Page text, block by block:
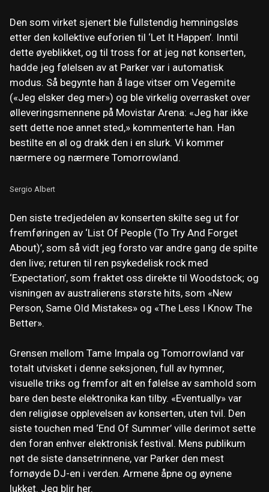
Den som virket sjenert ble fullstendig hemningsløs
etter den kollektive euforien til ‘Let It Happen’. Inntil
dette øyeblikket, og til tross for at jeg nøt konserten,
hadde jeg følelsen av at Parker var i automatisk
modus. Så begynte han å lage vitser om Vegemite
(«Jeg elsker deg mer») og ble virkelig overrasket over
ølleveringsmennene på Movistar Arena: «Jeg har ikke
sett dette noe annet sted,» kommenterte han. Han
bestilte en øl og drakk den i en slurk. Vi kommer
nærmere og nærmere Tomorrowland.
Sergio Albert
Den siste tredjedelen av konserten skilte seg ut for
fremføringen av ‘List Of People (To Try And Forget
About)’, som så vidt jeg forsto var andre gang de spilte
den live; returen til ren psykedelisk rock med
‘Expectation’, som fraktet oss direkte til Woodstock; og
visningen av australierens største hits, som «New
Person, Same Old Mistakes» og «The Less I Know The
Better».
Grensen mellom Tame Impala og Tomorrowland var
totalt utvisket i denne seksjonen, full av hymner,
visuelle triks og fremfor alt en følelse av samhold som
bare den beste elektronika kan tilby. «Eventually» var
den religiøse opplevelsen av konserten, uten tvil. Den
siste touchen med ‘End Of Summer’ ville derimot sette
den foran enhver elektronisk festival. Mens publikum
nøt de siste dansetrinnene, var Parker den mest
fornøyde DJ-en i verden. Armene åpne og øynene
lukket. Jeg blir her.